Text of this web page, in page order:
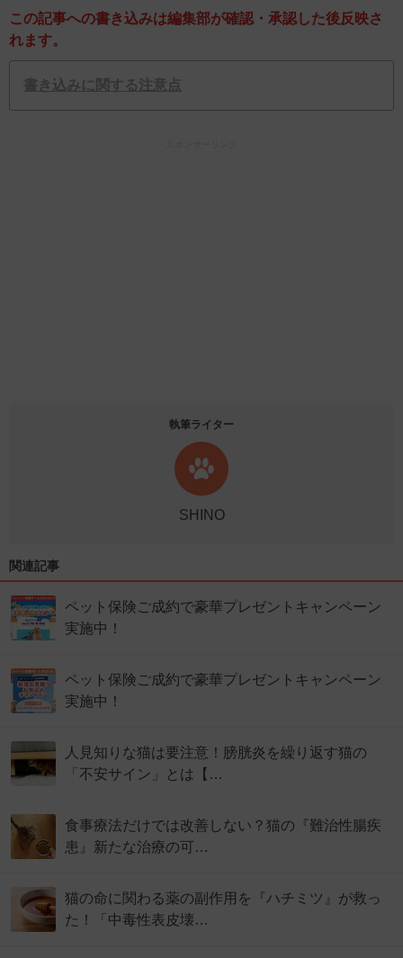
この記事への書き込みは編集部が確認・承認した後反映さ
れます。
書き込みに関する注意点
執筆ライター
SHINO
関連記事
ペット保険ご成約で豪華プレゼントキャンペーン
実施中！
ペット保険ご成約で豪華プレゼントキャンペーン
実施中！
人見知りな猫は要注意！膀胱炎を繰り返す猫の
「不安サイン」とは【…
食事療法だけでは改善しない？猫の『難治性腸疾
患』新たな治療の可…
猫の命に関わる薬の副作用を『ハチミツ』が救っ
た！「中毒性表皮壊…